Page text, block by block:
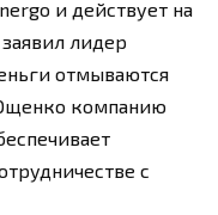
и действует на
лидер
отмываются
компанию
с